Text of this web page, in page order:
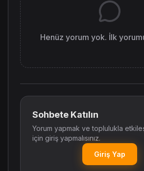
Henüz yorum yok. İlk
Sohbete Katılın
Yorum yapmak ve toplulukla
için giriş yapmalısınız.
Giriş Yap